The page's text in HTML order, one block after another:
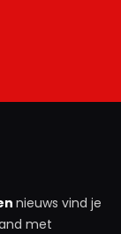
nieuws vind je
met